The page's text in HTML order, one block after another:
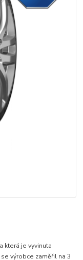
která je vyvinuta
výrobce zaměřil na 3